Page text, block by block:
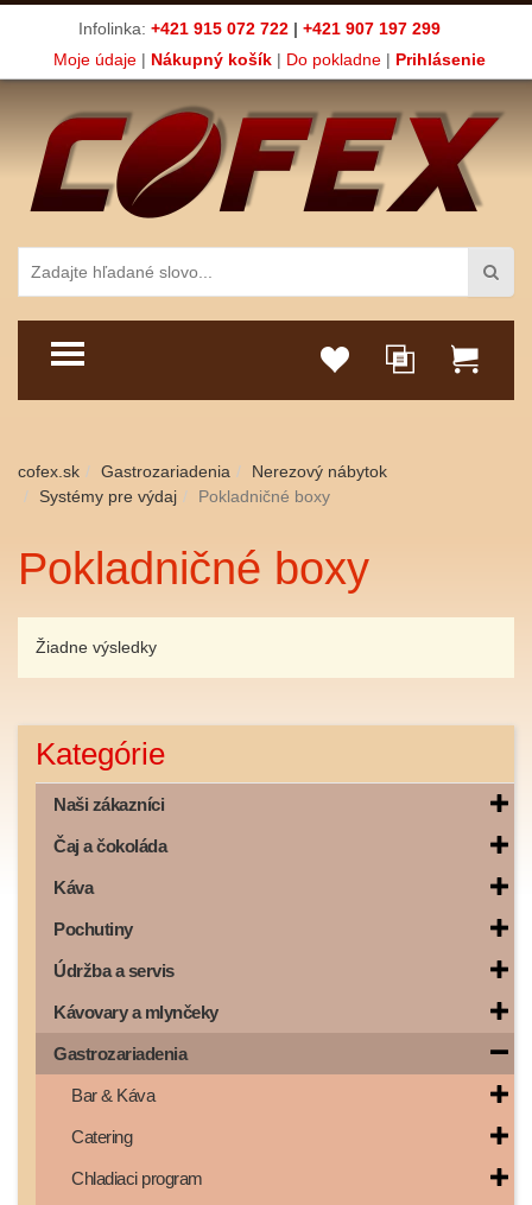
Infolinka: +421 915 072 722 | +421 907 197 299
Moje údaje| Nákupný košík| Do pokladne| Prihlásenie
TOGGLE MENU
cofex.sk Gastrozariadenia
Nerezový nábytok
Systémy pre výdaj
Pokladničné boxy
Pokladničné boxy
Žiadne výsledky
Kategórie
Naši zákazníci
Čaj a čokoláda
Káva
Pochutiny
Údržba a servis
Kávovary a mlynčeky
Gastrozariadenia
Bar & Káva
Catering
Chladiaci program